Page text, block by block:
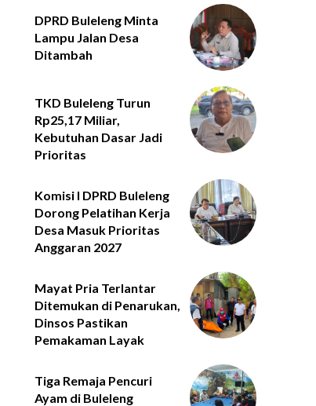
DPRD Buleleng Minta
Lampu Jalan Desa
Ditambah
TKD Buleleng Turun
Rp25,17 Miliar,
Kebutuhan Dasar Jadi
Prioritas
Komisi I DPRD Buleleng
Dorong Pelatihan Kerja
Desa Masuk Prioritas
Anggaran 2027
Mayat Pria Terlantar
Ditemukan di Penarukan,
Dinsos Pastikan
Pemakaman Layak
Tiga Remaja Pencuri
Ayam di Buleleng